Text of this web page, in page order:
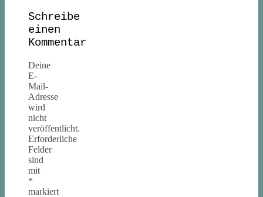
Schreibe
einen
Kommentar
Deine
E-
Mail-
Adresse
wird
nicht
veröffentlicht.
Erforderliche
Felder
sind
mit
*
markiert